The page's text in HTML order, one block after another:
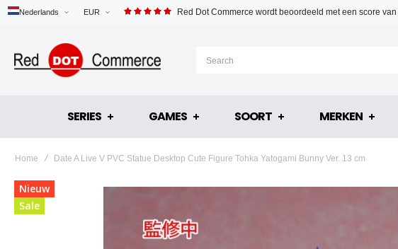
EUR
Nederlands Red Dot Commerce wordt beoordeeld met een score van
SERIES GAMES SOORT MERKEN
Home Date A Live V PVC Statue Desktop Cute Figure Tohka Yatogami Bunny Ver. 13 cm
Ga
naar
het
Nieuw
Sale